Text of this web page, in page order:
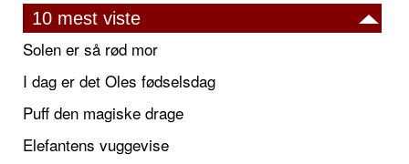
10 mest viste
Solen er så rød mor
I dag er det Oles fødselsdag
Puff den magiske drage
Elefantens vuggevise